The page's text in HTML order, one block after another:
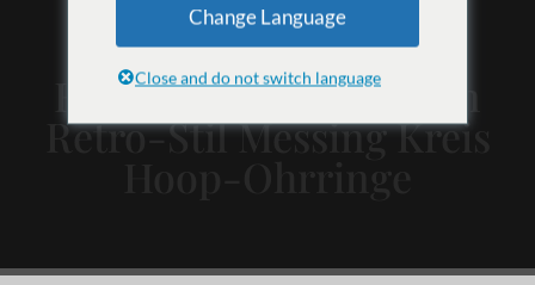
High-End Nizza Design
Retro-Stil Messing Kreis
Change Language
Close and do not switch language